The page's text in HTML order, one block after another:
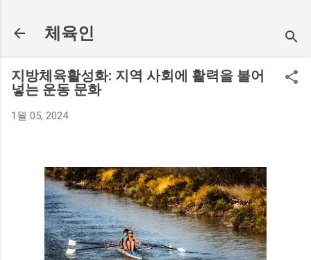
체육인
지방체육활성화: 지역 사회에 활력을 불어
넣는 운동 문화
1월 05, 2024